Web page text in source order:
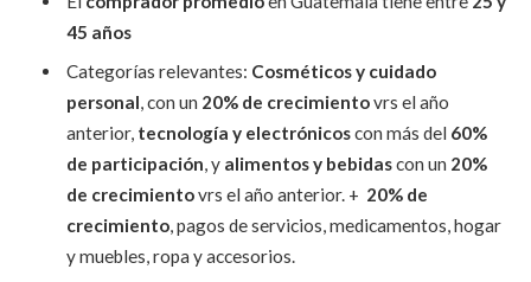
45 años
Categorías relevantes: Cosméticos y cuidado
personal, con un 20% de crecimientovrs el año
anterior, tecnología y electrónicoscon más del 60%
de participación, y alimentos y bebidascon un 20%
de crecimientovrs el año anterior. + 20% de
crecimiento, pagos de servicios, medicamentos, hogar
y muebles, ropa y accesorios.